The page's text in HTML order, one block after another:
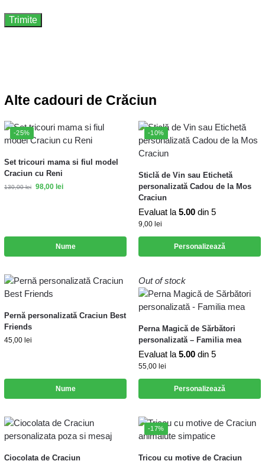
Alte cadouri de Crăciun
-25%
Set tricouri mama si fiul model
Craciun cu Reni
130,00lei 98,00 lei
Nume
-10%
Sticlă de Vin sau Etichetă
personalizată Cadou de la Mos
Craciun
Evaluat la 5.00 din 5
9,00 lei
Personalizează
Pernă personalizată Craciun Best
Friends
45,00 lei
Nume
Out of stock
Perna Magică de Sărbători
personalizată – Familia mea
Evaluat la 5.00 din 5
55,00 lei
Personalizează
Ciocolata de Craciun
-17%
Tricou cu motive de Craciun